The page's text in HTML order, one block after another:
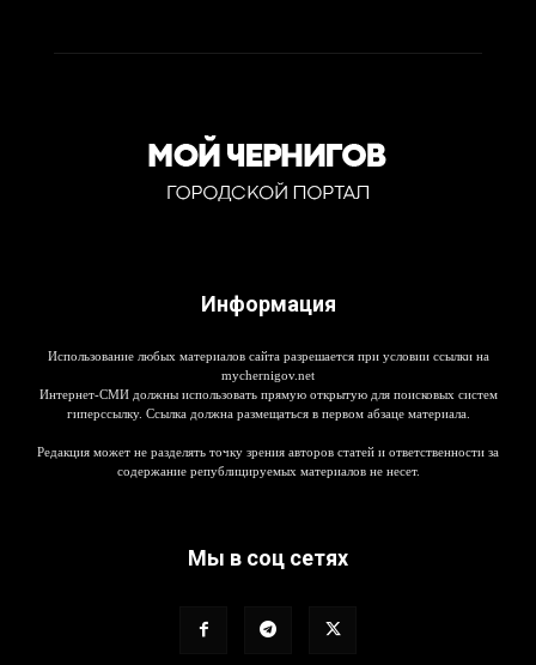
Информация
Использование любых материалов сайта разрешается при условии ссылки на
mychernigov.net
Интернет-СМИ должны использовать прямую открытую для поисковых систем
гиперссылку. Ссылка должна размещаться в первом абзаце материала.
Редакция может не разделять точку зрения авторов статей и ответственности за
содержание републицируемых материалов не несет.
Мы в соц сетях